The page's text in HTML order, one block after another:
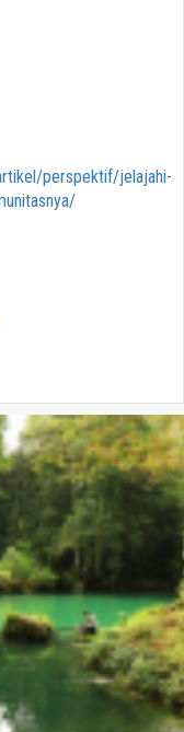
perspektif/jelajahi-